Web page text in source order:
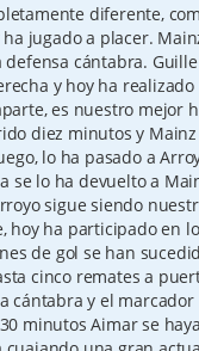
diferente,
jugado a placer.
cántabra.
y hoy ha
es nuestro mejor
diez minutos y
lo ha pasado a
se lo ha devuelto a
sigue siendo
hoy ha participado en
de gol se han
cinco remates a
cántabra y el
minutos Aimar se